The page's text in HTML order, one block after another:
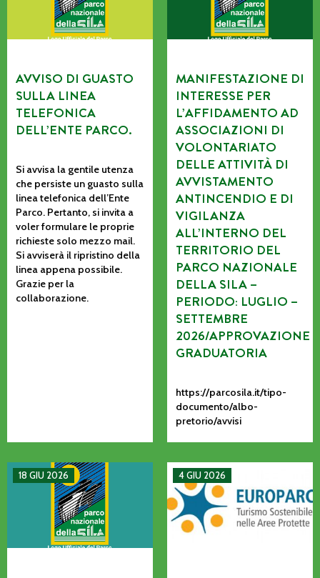
AVVISO DI GUASTO
SULLA LINEA
TELEFONICA
DELL’ENTE PARCO.
Si avvisa la gentile utenza
che persiste un guasto sulla
linea telefonica dell’Ente
Parco. Pertanto, si invita a
voler formulare le proprie
richieste solo mezzo mail.
Si avviserà il ripristino della
linea appena possibile.
Grazie per la
collaborazione.
MANIFESTAZIONE DI
INTERESSE PER
L’AFFIDAMENTO AD
ASSOCIAZIONI DI
VOLONTARIATO
DELLE ATTIVITÀ DI
AVVISTAMENTO
ANTINCENDIO E DI
VIGILANZA
ALL’INTERNO DEL
TERRITORIO DEL
PARCO NAZIONALE
DELLA SILA –
PERIODO: LUGLIO –
SETTEMBRE
2026/APPROVAZIONE
GRADUATORIA
https://parcosila.it/tipo-
documento/albo-
pretorio/avvisi
18 GIU 2026
MANIFESTAZIONE DI INTERESSE PER L’AFFIDAMENTO
4 GIU 2026
La CETS come processo